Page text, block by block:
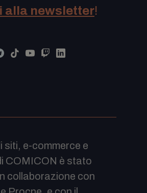
alla newsletter!
siti, e-commerce e
COMICON è stato
collaborazione con